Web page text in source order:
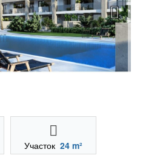
Участок 24 m²